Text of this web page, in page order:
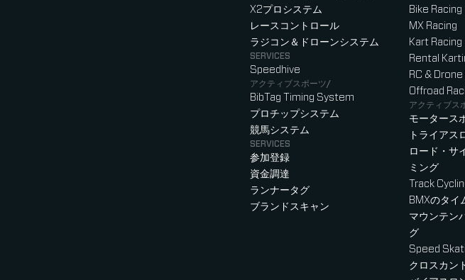
X2プロシステム
レースコントロール
ラジコン＆ドローンシステム
SERVICES
Speedhive
アクティブスポーツ/
BibTag Timing System
プロチップシステム
競馬システム
SERVICES
参加登録
資金調達
ランナータグ
ブランドスキャン
Bike Racing
MX Racing
Kart Racing
Rental
RC & Drone
Offroad
アクティブス
モータース
トライアス
ロード・サ
ミング
Track
BMXのタイ
マウンテン
グ
Speed
クロスカン